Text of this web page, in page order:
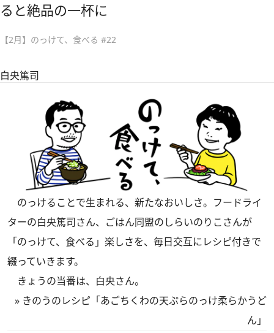
ると絶品の一杯に
【2月】のっけて、食べる #22
白央篤司
のっけることで生まれる、新たなおいしさ。フードライ
ターの白央篤司さん、ごはん同盟のしらいのりこさんが
「のっけて、食べる」楽しさを、毎日交互にレシピ付きで
綴っていきます。
きょうの当番は、白央さん。
» きのうのレシピ「あごちくわの天ぷらのっけ柔らかうど
ん」